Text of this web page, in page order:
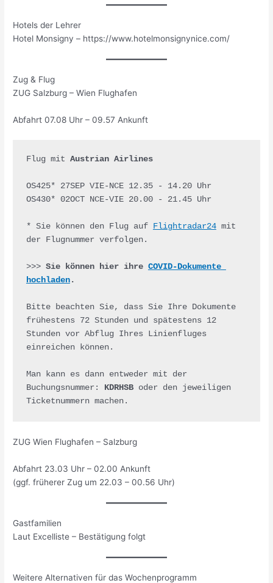
Hotels der Lehrer
Hotel Monsigny – https://www.hotelmonsignynice.com/
Zug & Flug
ZUG Salzburg – Wien Flughafen
Abfahrt 07.08 Uhr – 09.57 Ankunft
Flug mit Austrian Airlines
OS425* 27SEP VIE-NCE 12.35 - 14.20 Uhr
OS430* 02OCT NCE-VIE 20.00 - 21.45 Uhr
* Sie können den Flug auf Flightradar24 mit
>>> Sie können hier ihre COVID-Dokumente
hochladen.
Bitte beachten Sie, dass Sie Ihre Dokumente
frühestens 72 Stunden und spätestens 12
Stunden vor Abflug Ihres Linienfluges
einreichen können.
Man kann es dann entweder mit der
Buchungsnummer: KDRHSB oder den jeweiligen
Ticketnummern machen.
ZUG Wien Flughafen – Salzburg
Abfahrt 23.03 Uhr – 02.00 Ankunft
(ggf. früherer Zug um 22.03 – 00.56 Uhr)
Gastfamilien
Laut Excelliste – Bestätigung folgt
Weitere Alternativen für das Wochenprogramm